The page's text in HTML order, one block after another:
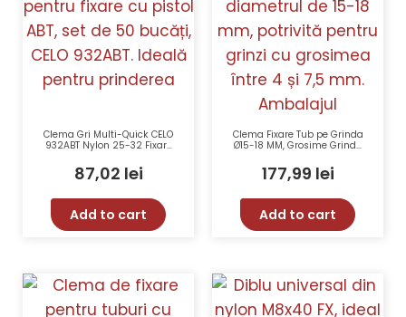
Clema Gri Multi-Quick CELO
932ABT Nylon 25-32 Fixare
KIWA, Rezistentă La 90°C,
Instalare Rapidă
87,02 lei
Add to cart
Clema Fixare Tub pe Grinda
Ø15-18 MM, Grosime Grinda
CELO 97518CC
177,99 lei
Add to cart